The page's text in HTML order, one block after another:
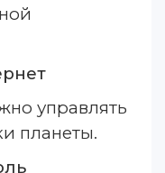
управлять
планеты.